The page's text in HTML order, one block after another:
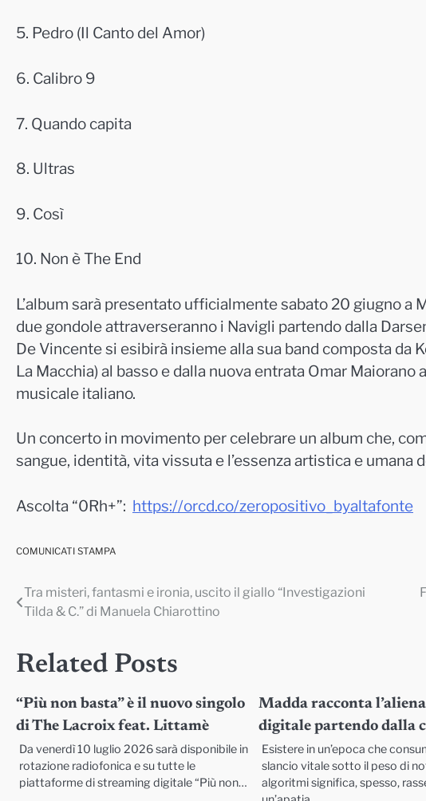
5. Pedro (Il Canto del Amor)
6. Calibro 9
7. Quando capita
8. Ultras
9. Così
10. Non è The End
L’album sarà presentato ufficialmente sabato 20 giugno a
due gondole attraverseranno i Navigli partendo dalla
De Vincentesi esibirà insieme alla sua band composta da
La Macchia) al basso e dalla nuova entrata Omar
musicale italiano.
Un concerto in movimento per celebrare un album che,
sangue, identità, vita vissuta e l’essenza artistica e umana
Ascolta “0Rh+”: https://orcd.co/zeropositivo_ byaltafonte
COMUNICATI STAMPA
Navigazione
Tra misteri, fantasmi e ironia, uscito il giallo “Investigazioni
Tilda & C.” di Manuela Chiarottino
Related Posts
“Più non basta” è il nuovo singolo
di The Lacroix feat. Littamè
Da venerdì 10 luglio 2026 sarà disponibile in
rotazione radiofonica e su tutte le
piattaforme di streaming digitale “Più non…
Madda racconta
digitale partendo dalla
Esistere in un’epoca che
slancio vitale sotto il peso di
algoritmi significa, spesso,